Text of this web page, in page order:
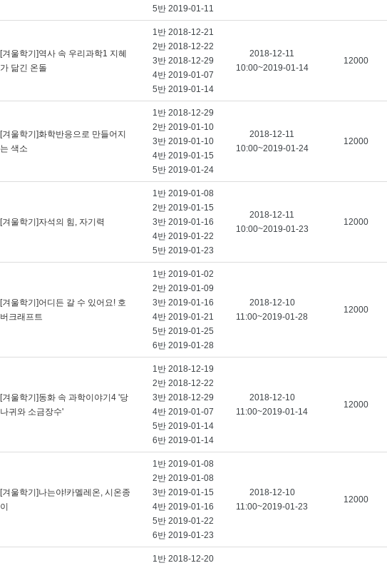
5반 2019-01-11
[겨울학기]역사 속 우리과학1 지혜
가 닮긴 온돌
1반 2018-12-21
2반 2018-12-22
3반 2018-12-29
4반 2019-01-07
5반 2019-01-14
2018-12-11
10:00~2019-01-14
12000
[겨울학기]화학반응으로 만들어지
는 색소
1반 2018-12-29
2반 2019-01-10
3반 2019-01-10
4반 2019-01-15
5반 2019-01-24
2018-12-11
10:00~2019-01-24
12000
[겨울학기]자석의 힘, 자기력
1반 2019-01-08
2반 2019-01-15
3반 2019-01-16
4반 2019-01-22
5반 2019-01-23
2018-12-11
10:00~2019-01-23
12000
[겨울학기]어디든 갈 수 있어요! 호
버크래프트
1반 2019-01-02
2반 2019-01-09
3반 2019-01-16
4반 2019-01-21
5반 2019-01-25
6반 2019-01-28
2018-12-10
11:00~2019-01-28
12000
[겨울학기]동화 속 과학이야기4 '당
나귀와 소금장수'
1반 2018-12-19
2반 2018-12-22
3반 2018-12-29
4반 2019-01-07
5반 2019-01-14
6반 2019-01-14
2018-12-10
11:00~2019-01-14
12000
[겨울학기]나는야!카멜레온, 시온종
이
1반 2019-01-08
2반 2019-01-08
3반 2019-01-15
4반 2019-01-16
5반 2019-01-22
6반 2019-01-23
2018-12-10
11:00~2019-01-23
12000
1반 2018-12-20